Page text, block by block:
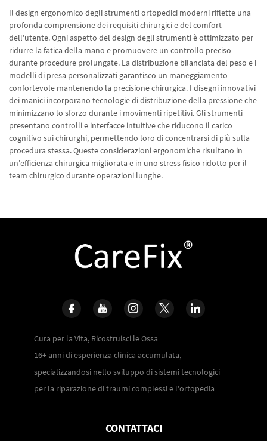
Il design ergonomico degli strumenti ortopedici moderni riflette una
profonda comprensione dei requisiti chirurgici e del comfort
dell'utente. Ogni aspetto del design degli strumenti è ottimizzato per
ridurre la fatica della mano e promuovere un controllo preciso
durante procedure prolungate. La distribuzione bilanciata del peso e i
modelli di presa personalizzati garantisco un maneggiamento
confortevole mantenendo la precisione chirurgica. I disegni innovativi
dei manici incorporano tecnologie di distribuzione della pressione che
minimizzano lo sforzo durante i movimenti ripetitivi. Gli strumenti
presentano controlli e interfacce intuitive che riducono il carico
cognitivo sui chirurghi, permettendo loro di concentrarsi di più sulla
procedura stessa. Queste considerazioni ergonomiche risultano in
un'efficienza chirurgica migliorata e in uno stress fisico ridotto per il
team chirurgico durante operazioni lunghe.
Cura per la Vita, Ricostruisci le Ossa
16+ anni di esperienza clinica accumulata,
specializzandosi nello sviluppo di sistemi tecnologici
per la riparazione di traumi complessi e l'ortopedia
CONTATTACI